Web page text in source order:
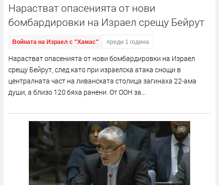
Нарастват опасенията от нови
бомбардировки на Израел срещу Бейрут
Войната на Израел с "Хамас" преди 1 година
Нарастват опасенията от нови бомбардировки на Израел
срещу Бейрут, след като при израелска атака снощи в
централната част на ливанската столица загинаха 22-ама
души, а близо 120 бяха ранени. От ООН за...